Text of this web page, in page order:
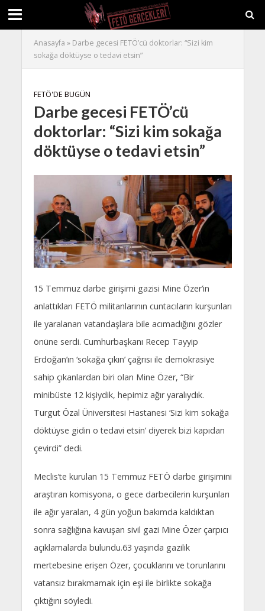
Anasayfa » Darbe gecesi FETÖ’cü doktorlar: “Sizi kim
sokağa döktüyse o tedavi etsin”
FETÖ'DE BUGÜN
Darbe gecesi FETÖ’cü
doktorlar: “Sizi kim sokağa
döktüyse o tedavi etsin”
15 Temmuz darbe girişimi gazisi Mine Özer’in
anlattıkları FETÖ militanlarının cuntacıların kurşunları
ile yaralanan vatandaşlara bile acımadığını gözler
önüne serdi. Cumhurbaşkanı Recep Tayyip
Erdoğan’ın ‘sokağa çıkın’ çağrısı ile demokrasiye
sahip çıkanlardan biri olan Mine Özer, “Bir
minibüste 12 kişiydik, hepimiz ağır yaralıydık.
Turgut Özal Üniversitesi Hastanesi ‘Sizi kim sokağa
döktüyse gidin o tedavi etsin’ diyerek bizi kapıdan
çevirdi” dedi.
Meclis’te kurulan 15 Temmuz FETÖ darbe girişimini
araştıran komisyona, o gece darbecilerin kurşunları
ile ağır yaralan, 4 gün yoğun bakımda kaldıktan
sonra sağlığına kavuşan sivil gazi Mine Özer çarpıcı
açıklamalarda bulundu.63 yaşında gazilik
mertebesine erişen Özer, çocuklarını ve torunlarını
vatansız bırakmamak için eşi ile birlikte sokağa
çıktığını söyledi.